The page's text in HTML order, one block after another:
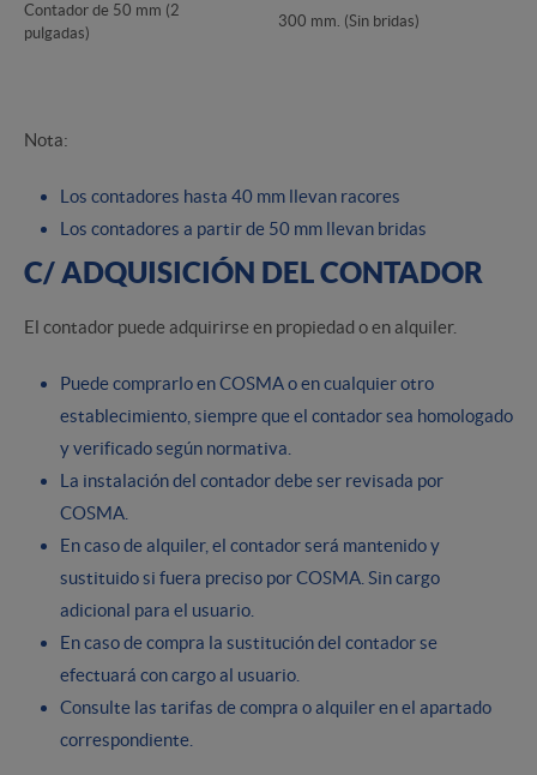
Contador de 50 mm (2
pulgadas)
300 mm. (Sin bridas)
Nota:
Los contadores hasta 40 mm llevan racores
Los contadores a partir de 50 mm llevan bridas
C/ ADQUISICIÓN DEL CONTADOR
El contador puede adquirirse en propiedad o en alquiler.
Puede comprarlo en COSMA o en cualquier otro
establecimiento, siempre que el contador sea homologado
y verificado según normativa.
La instalación del contador debe ser revisada por
COSMA.
En caso de alquiler, el contador será mantenido y
sustituido si fuera preciso por COSMA. Sin cargo
adicional para el usuario.
En caso de compra la sustitución del contador se
efectuará con cargo al usuario.
Consulte las tarifas de compra o alquiler en el apartado
correspondiente.